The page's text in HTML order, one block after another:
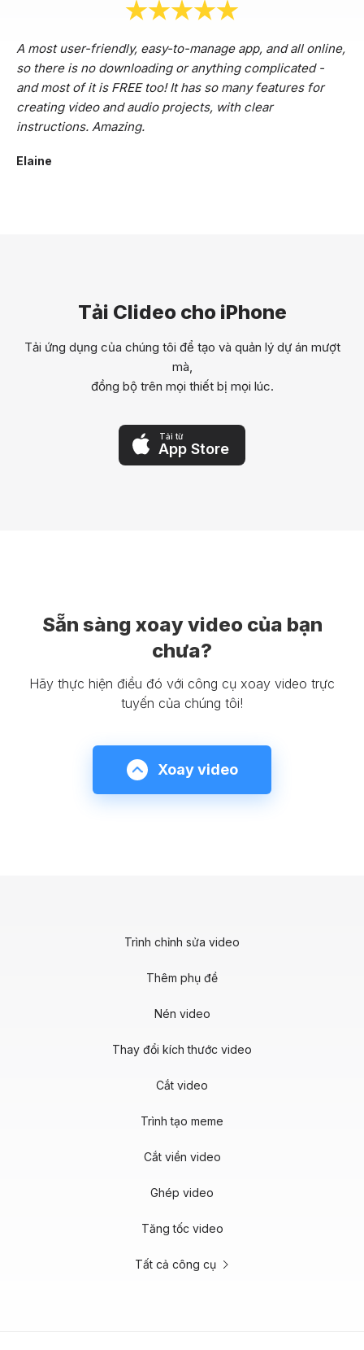
A most user-friendly, easy-to-manage app, and all online,
so there is no downloading or anything complicated -
and most of it is FREE too! It has so many features for
creating video and audio projects, with clear
instructions. Amazing.
Elaine
Tải Clideo cho iPhone
Tải ứng dụng của chúng tôi để tạo và quản lý dự án mượt
mà,
đồng bộ trên mọi thiết bị mọi lúc.
Tải từ
App Store
Sẵn sàng xoay video của bạn
chưa?
Hãy thực hiện điều đó với công cụ xoay video trực
tuyến của chúng tôi!
Xoay video
Trình chỉnh sửa video
Thêm phụ đề
Nén video
Thay đổi kích thước video
Cắt video
Trình tạo meme
Cắt viền video
Ghép video
Tăng tốc video
Tất cả công cụ